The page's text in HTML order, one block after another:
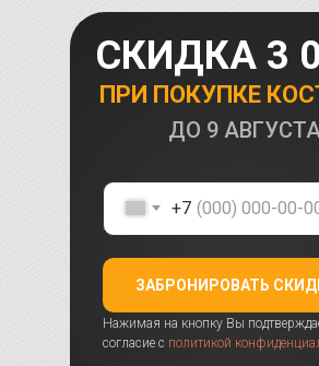
ПРИ ПОКУПКЕ
СКИДКА 3
ДО 9
+7
ЗАБРОНИРОВАТЬ
Нажимая на кнопку Вы
согласие с политикой